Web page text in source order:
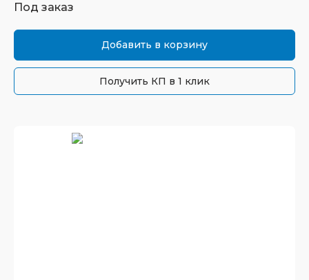
Под заказ
Добавить в корзину
Получить КП в 1 клик